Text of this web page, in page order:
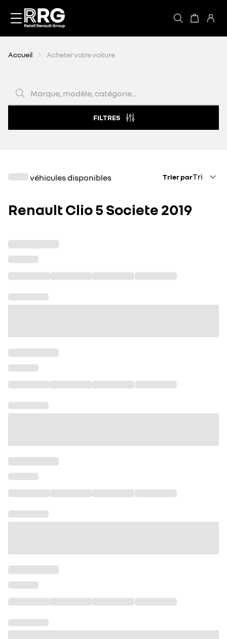
Accueil Acheter votre voiture
FILTRES
véhicules disponibles Trier parTri
Renault Clio 5 Societe 2019